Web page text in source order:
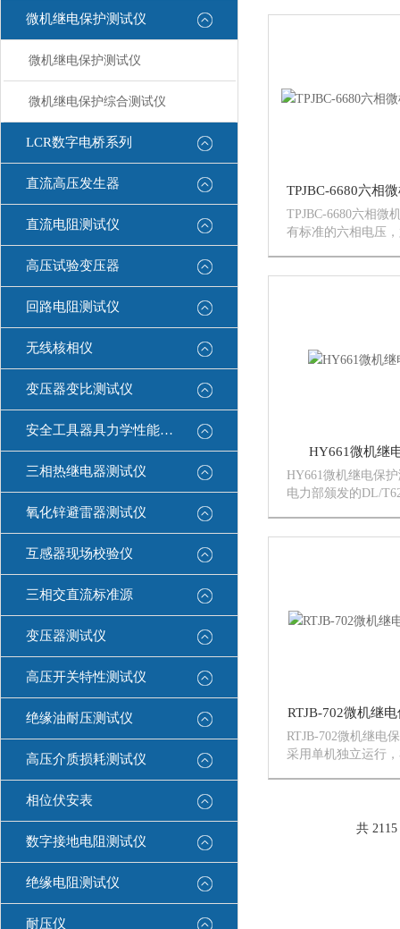
微机继电保护测试仪
微机继电保护测试仪
微机继电保护综合测试仪
LCR数字电桥系列
直流高压发生器
直流电阻测试仪
高压试验变压器
回路电阻测试仪
无线核相仪
变压器变比测试仪
安全工具器具力学性能测试机
三相热继电器测试仪
氧化锌避雷器测试仪
互感器现场校验仪
三相交直流标准源
变压器测试仪
高压开关特性测试仪
绝缘油耐压测试仪
高压介质损耗测试仪
相位伏安表
数字接地电阻测试仪
绝缘电阻测试仪
耐压仪
TPJBC-6680六相微
有标准的六相电压
HY661微机继
HY661微机继电保
电力部颁发的DL/
RTJB-702微机继
RTJB-702微机继电
采用单机独立运行
功放，自带大屏幕
共